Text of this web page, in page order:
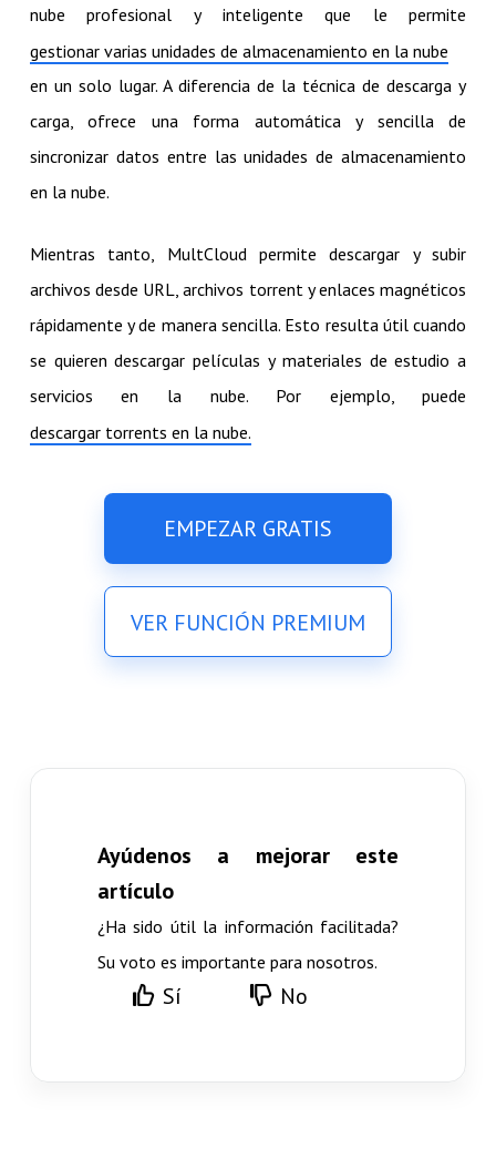
nube profesional y inteligente que le permite
gestionar varias unidades de almacenamiento en la nube
en un solo lugar. A diferencia de la técnica de descarga y
carga, ofrece una forma automática y sencilla de
sincronizar datos entre las unidades de almacenamiento
en la nube.
Mientras tanto, MultCloud permite descargar y subir
archivos desde URL, archivos torrent y enlaces magnéticos
rápidamente y de manera sencilla. Esto resulta útil cuando
se quieren descargar películas y materiales de estudio a
servicios en la nube. Por ejemplo, puede
descargar torrents en la nube.
EMPEZAR GRATIS
VER FUNCIÓN PREMIUM
Ayúdenos a mejorar este
artículo
¿Ha sido útil la información facilitada?
Su voto es importante para nosotros.
Sí No